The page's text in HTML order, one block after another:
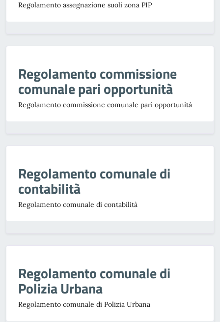
Regolamento assegnazione suoli zona PIP
Regolamento commissione
comunale pari opportunità
Regolamento commissione comunale pari opportunità
Regolamento comunale di
contabilità
Regolamento comunale di contabilità
Regolamento comunale di
Polizia Urbana
Regolamento comunale di Polizia Urbana